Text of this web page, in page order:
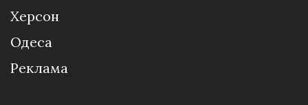
Херсон
Одеса
Реклама